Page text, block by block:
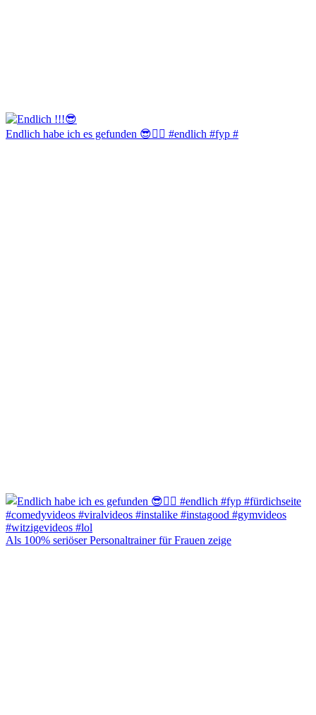
Endlich habe ich es gefunden 😎✌🏻 #endlich #fyp #
Als 100% seriöser Personaltrainer für Frauen zeige